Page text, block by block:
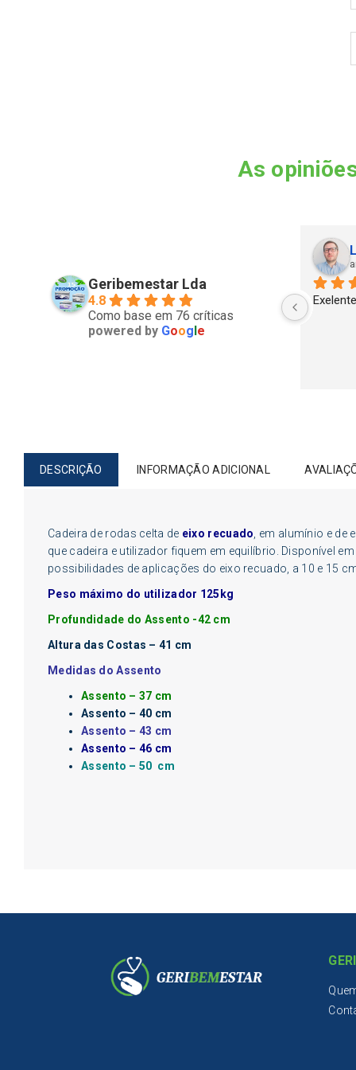
As
Geribemestar Lda
4.8
Como base em 76 críticas
powered by Goog e
DESCRIÇÃO INFORMAÇÃO ADICIONAL
Cadeira de rodas celta de eixo recuado , em alumínio e
que cadeira e utilizador fiquem em equilíbrio. Disponível
possibilidades de aplicações do eixo recuado, a 10 e 15
Peso máximo do utilizador 125kg
Profundidade do Assento -42 cm
Altura das Costas – 41 cm
Medidas do Assento
Assento – 37 cm
Assento – 40 cm
Assento – 43 cm
Assento – 46 cm
Assento – 50 cm